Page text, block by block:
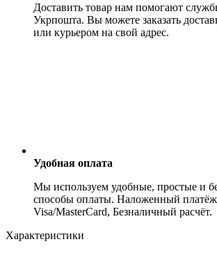
Доставить товар нам помогают
Укрпошта. Вы можете заказать
или курьером на свой адрес.
Удобная оплата
Мы используем удобные, простые и
способы оплаты. Наложенный
Visa/MasterCard, Безналичный расчёт.
Характеристики